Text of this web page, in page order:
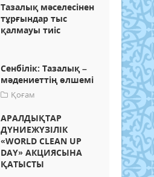
Тазалық мәселесінен
тұрғындар тыс
қалмауы тиіс
Сенбілік: Тазалық –
мәдениеттің өлшемі
Қоғам
АРАЛДЫҚТАР
ДҮНИЕЖҮЗІЛІК
«WORLD CLEAN UP
DAY» АКЦИЯСЫНА
ҚАТЫСТЫ